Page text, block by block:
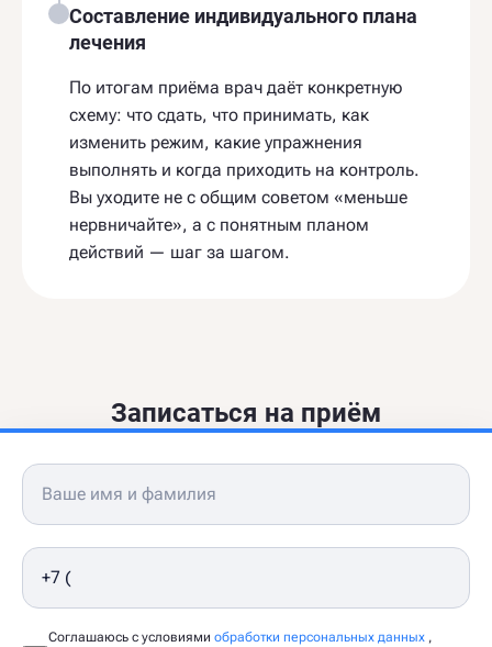
Составление индивидуального плана
лечения
По итогам приёма врач даёт конкретную
схему: что сдать, что принимать, как
изменить режим, какие упражнения
выполнять и когда приходить на контроль.
Вы уходите не с общим советом «меньше
нервничайте», а с понятным планом
действий — шаг за шагом.
Записаться на приём
Соглашаюсь с условиями обработки персональных данных ,